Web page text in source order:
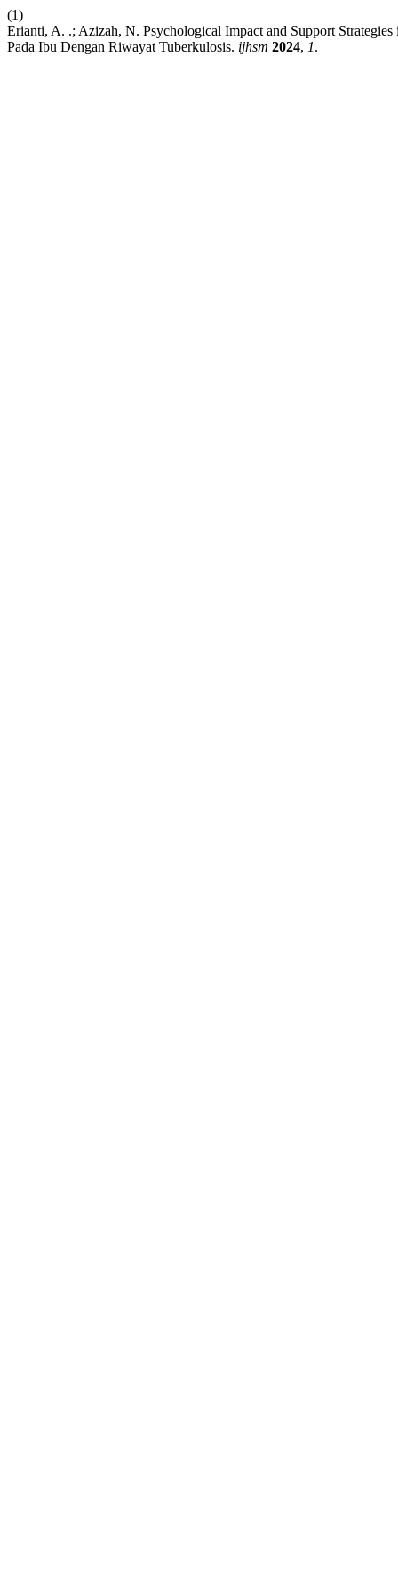
(1)
Erianti, A. .; Azizah, N. Psychological Impact and Support
Pada Ibu Dengan Riwayat Tuberkulosis. ijhsm 2024, 1.